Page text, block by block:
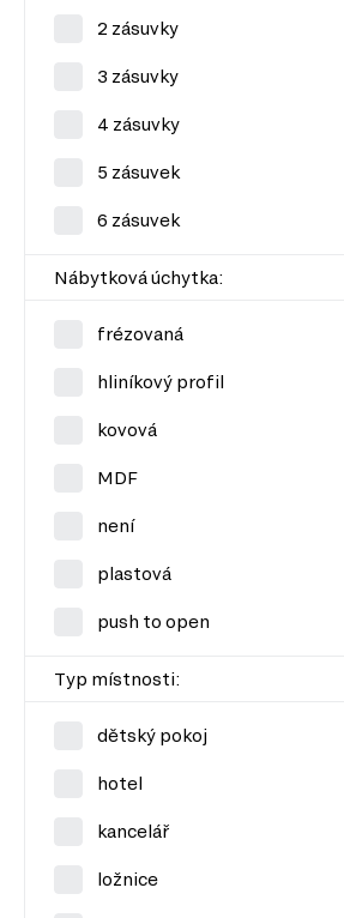
2 zásuvky
3 zásuvky
4 zásuvky
5 zásuvek
6 zásuvek
Nábytková úchytka:
frézovaná
hliníkový profil
kovová
MDF
není
plastová
push to open
Typ místnosti:
dětský pokoj
hotel
kancelář
ložnice